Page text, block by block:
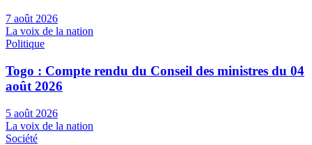
7 août 2026
La voix de la nation
Politique
Togo : Compte rendu du Conseil des ministres du 04
août 2026
5 août 2026
La voix de la nation
Société